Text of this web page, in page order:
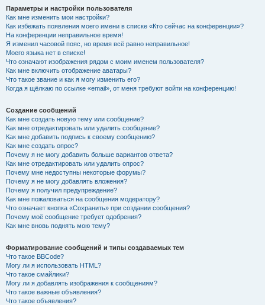
Параметры и настройки пользователя
Как мне изменить мои настройки?
Как избежать появления моего имени в списке «Кто сейчас на конференции»?
На конференции неправильное время!
Я изменил часовой пояс, но время всё равно неправильное!
Моего языка нет в списке!
Что означают изображения рядом с моим именем пользователя?
Как мне включить отображение аватары?
Что такое звание и как я могу изменить его?
Когда я щёлкаю по ссылке «email», от меня требуют войти на конференцию!
Создание сообщений
Как мне создать новую тему или сообщение?
Как мне отредактировать или удалить сообщение?
Как мне добавить подпись к своему сообщению?
Как мне создать опрос?
Почему я не могу добавить больше вариантов ответа?
Как мне отредактировать или удалить опрос?
Почему мне недоступны некоторые форумы?
Почему я не могу добавлять вложения?
Почему я получил предупреждение?
Как мне пожаловаться на сообщения модератору?
Что означает кнопка «Сохранить» при создании сообщения?
Почему моё сообщение требует одобрения?
Как мне вновь поднять мою тему?
Форматирование сообщений и типы создаваемых тем
Что такое BBCode?
Могу ли я использовать HTML?
Что такое смайлики?
Могу ли я добавлять изображения к сообщениям?
Что такое важные объявления?
Что такое объявления?